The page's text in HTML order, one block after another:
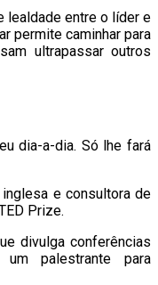
lealdade entre o líder e
permite caminhar para
ultrapassar outros
dia-a-dia. Só lhe fará
e consultora de
Prize.
divulga conferências
um palestrante para